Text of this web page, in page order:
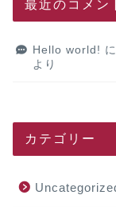
最近のコメン
Hello world! に
より
カテゴリー